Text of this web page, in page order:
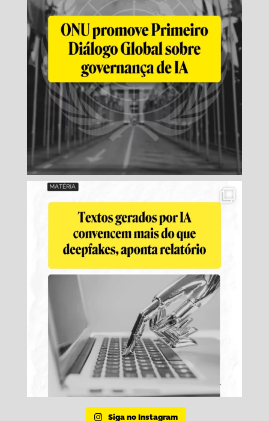
Siga no Instagram